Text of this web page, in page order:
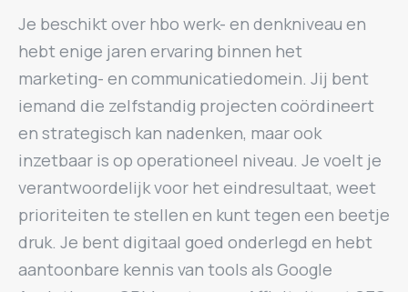
Je beschikt over hbo werk- en denkniveau en
hebt enige jaren ervaring binnen het
marketing- en communicatiedomein. Jij bent
iemand die zelfstandig projecten coördineert
en strategisch kan nadenken, maar ook
inzetbaar is op operationeel niveau. Je voelt je
verantwoordelijk voor het eindresultaat, weet
prioriteiten te stellen en kunt tegen een beetje
druk. Je bent digitaal goed onderlegd en hebt
aantoonbare kennis van tools als Google